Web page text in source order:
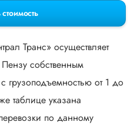
стоимость
Транс» осуществляет
собственным
грузоподъемностью от 1 до
таблице указана
по данному